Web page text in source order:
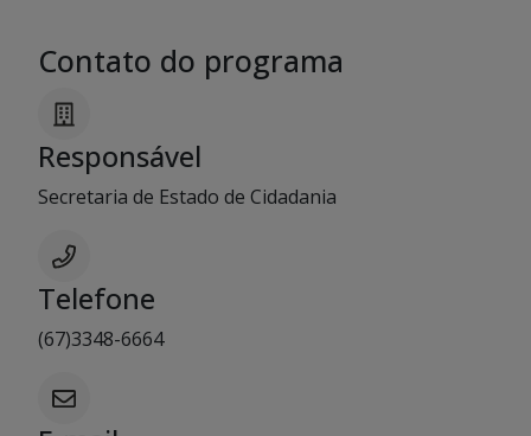
Contato do programa
Responsável
Secretaria de Estado de Cidadania
Telefone
(67)3348-6664